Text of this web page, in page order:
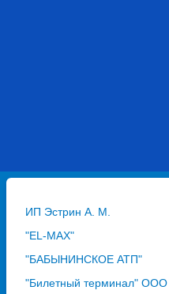
ИП Эстрин А. М.
"EL-MAX"
"БАБЫНИНСКОЕ АТП"
"Билетный терминал" ООО